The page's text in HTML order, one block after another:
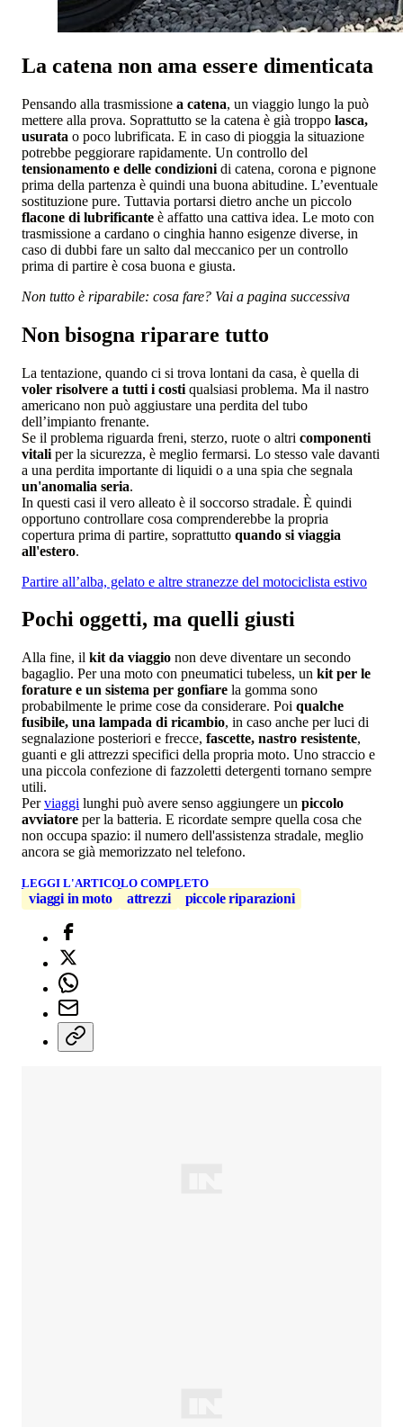
La catena non ama essere dimenticata
Pensando alla trasmissione a catena, un viaggio lungo la può
mettere alla prova. Soprattutto se la catena è già troppo lasca,
usurata o poco lubrificata. E in caso di pioggia la situazione
potrebbe peggiorare rapidamente. Un controllo del
tensionamento e delle condizioni di catena, corona e pignone
prima della partenza è quindi una buona abitudine. L’eventuale
sostituzione pure. Tuttavia portarsi dietro anche un piccolo
flacone di lubrificante è affatto una cattiva idea. Le moto con
trasmissione a cardano o cinghia hanno esigenze diverse, in
caso di dubbi fare un salto dal meccanico per un controllo
prima di partire è cosa buona e giusta.
Non tutto è riparabile: cosa fare? Vai a pagina successiva
Non bisogna riparare tutto
La tentazione, quando ci si trova lontani da casa, è quella di
voler risolvere a tutti i costi qualsiasi problema. Ma il nastro
americano non può aggiustare una perdita del tubo
dell’impianto frenante.
Se il problema riguarda freni, sterzo, ruote o altri componenti
vitali per la sicurezza, è meglio fermarsi. Lo stesso vale davanti
a una perdita importante di liquidi o a una spia che segnala
un'anomalia seria.
In questi casi il vero alleato è il soccorso stradale. È quindi
opportuno controllare cosa comprenderebbe la propria
copertura prima di partire, soprattutto quando si viaggia
all'estero.
Partire all’alba, gelato e altre stranezze del motociclista estivo
Pochi oggetti, ma quelli giusti
Alla fine, il kit da viaggio non deve diventare un secondo
bagaglio. Per una moto con pneumatici tubeless, un kit per le
forature e un sistema per gonfiare la gomma sono
probabilmente le prime cose da considerare. Poi qualche
fusibile, una lampada di ricambio, in caso anche per luci di
segnalazione posteriori e frecce, fascette, nastro resistente,
guanti e gli attrezzi specifici della propria moto. Uno straccio e
una piccola confezione di fazzoletti detergenti tornano sempre
utili.
Perviaggi lunghi può avere senso aggiungere un piccolo
avviatore per la batteria. E ricordate sempre quella cosa che
non occupa spazio: il numero dell'assistenza stradale, meglio
ancora se già memorizzato nel telefono.
LEGGI L'ARTICOLO COMPLETO
viaggi in moto attrezzi piccole riparazioni